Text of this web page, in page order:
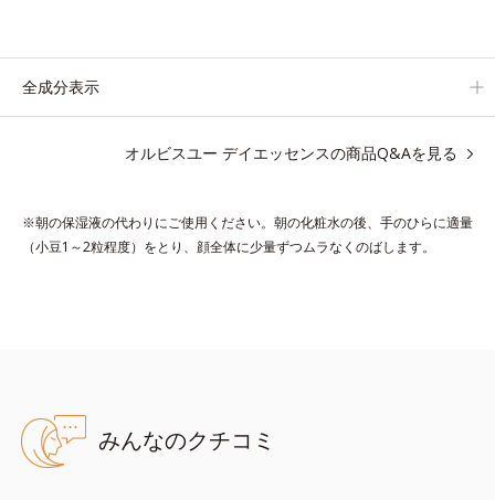
UVカット効果と肌をトーンアップさせる効果(*4)があり、朝のメ
で、すぐにメイクが始められます。
*2 角層内
●無油分、無香料、無着色 ●紫外線吸収剤不使用 ●濃密ウォーター
ジェリー＊1配合＝保湿成分 ●キーポリンブースター＊2配合＝肌
にうるおいとハリ感を与える保湿成分 ●ハリバリアエンハンサー＊
全成分表示
オルビスユー デイエッセンスの商品Q&Aを見る
※朝の保湿液の代わりにご使用ください。朝の化粧水の後、手のひらに適量
（小豆1～2粒程度）をとり、顔全体に少量ずつムラなくのばします。
みんなのクチコミ